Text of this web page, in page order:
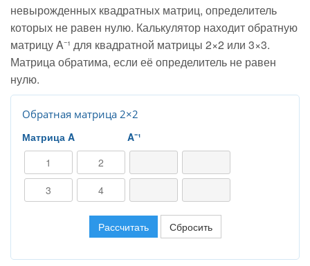
невырожденных квадратных матриц, определитель
которых не равен нулю. Калькулятор находит обратную
матрицу A⁻¹ для квадратной матрицы 2×2 или 3×3.
Матрица обратима, если её определитель не равен
нулю.
Обратная матрица 2×2
Матрица A
A⁻¹
Рассчитать Сбросить